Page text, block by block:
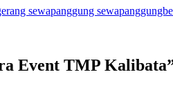
sewapanggung
Event TMP Kalibata